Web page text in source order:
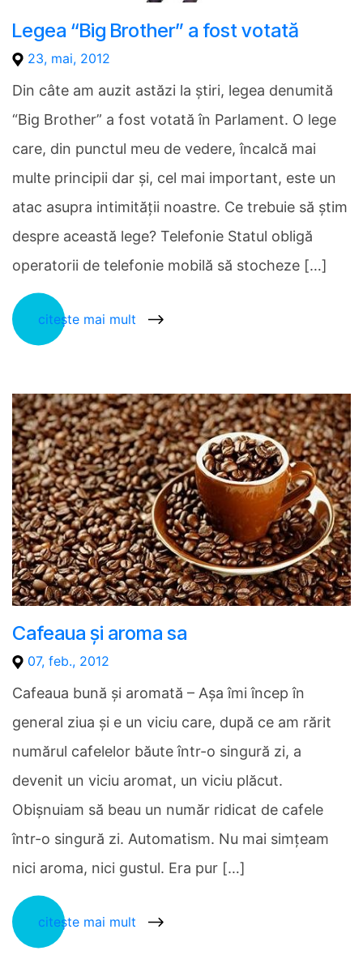
Legea “Big Brother” a fost votată
23, mai, 2012
Din câte am auzit astăzi la ştiri, legea denumită
“Big Brother” a fost votată în Parlament. O lege
care, din punctul meu de vedere, încalcă mai
multe principii dar şi, cel mai important, este un
atac asupra intimităţii noastre. Ce trebuie să ştim
despre această lege? Telefonie Statul obligă
operatorii de telefonie mobilă să stocheze […]
citește mai mult
Cafeaua şi aroma sa
07, feb., 2012
Cafeaua bună şi aromată – Aşa îmi încep în
general ziua şi e un viciu care, după ce am rărit
numărul cafelelor băute într-o singură zi, a
devenit un viciu aromat, un viciu plăcut.
Obişnuiam să beau un număr ridicat de cafele
într-o singură zi. Automatism. Nu mai simţeam
nici aroma, nici gustul. Era pur […]
citește mai mult